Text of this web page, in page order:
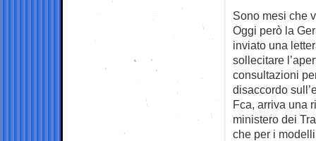
Sono mesi che
Oggi però la
inviato una
sollecitare
consultazioni
disaccordo
Fca, arriva una
ministero dei
che per i